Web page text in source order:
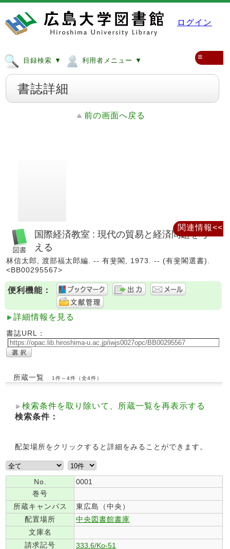
ログイン
目録検索 ▼ 利用者メニュー ▼ ≡
書誌詳細
前の画面へ戻る
国際経済教室 : 現代の貿易と経済問題を考
える
林信太郎, 渡部福太郎編. -- 有斐閣, 1973. -- (有斐閣選書).
<BB00295567>
便利機能：
詳細情報を見る
書誌URL：
所蔵一覧 1件～4件（全4件）
検索条件を取り除いて、所蔵一覧を再表示する
検索条件：
配架場所をクリックすると詳細をみることができます。
No.
0001
巻号
所蔵キャンパス
東広島（中央）
配置場所
中央図書館書庫
文庫名
請求記号
333.6/Ko-51
関連情報<<